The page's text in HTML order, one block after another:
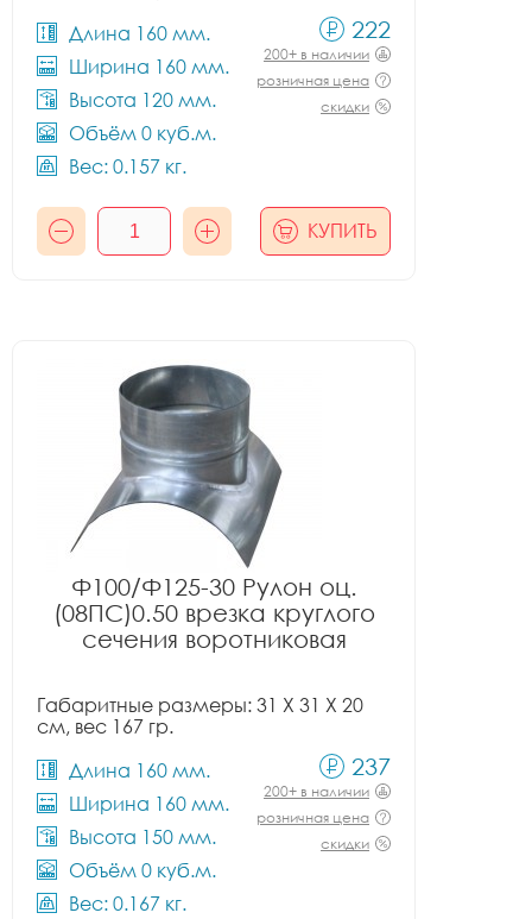
Длина 160 мм.
Ширина 160 мм.
Высота 120 мм.
Объём 0 куб.м.
Вес: 0.157 кг.
222
200+ в наличии
розничная цена
скидки
КУПИТЬ
Ф100/Ф125-30 Рулон оц.
(08ПС)0.50 врезка круглого
сечения воротниковая
Габаритные размеры: 31 X 31 X 20
см, вес 167 гр.
Длина 160 мм.
Ширина 160 мм.
Высота 150 мм.
Объём 0 куб.м.
Вес: 0.167 кг.
237
200+ в наличии
розничная цена
скидки